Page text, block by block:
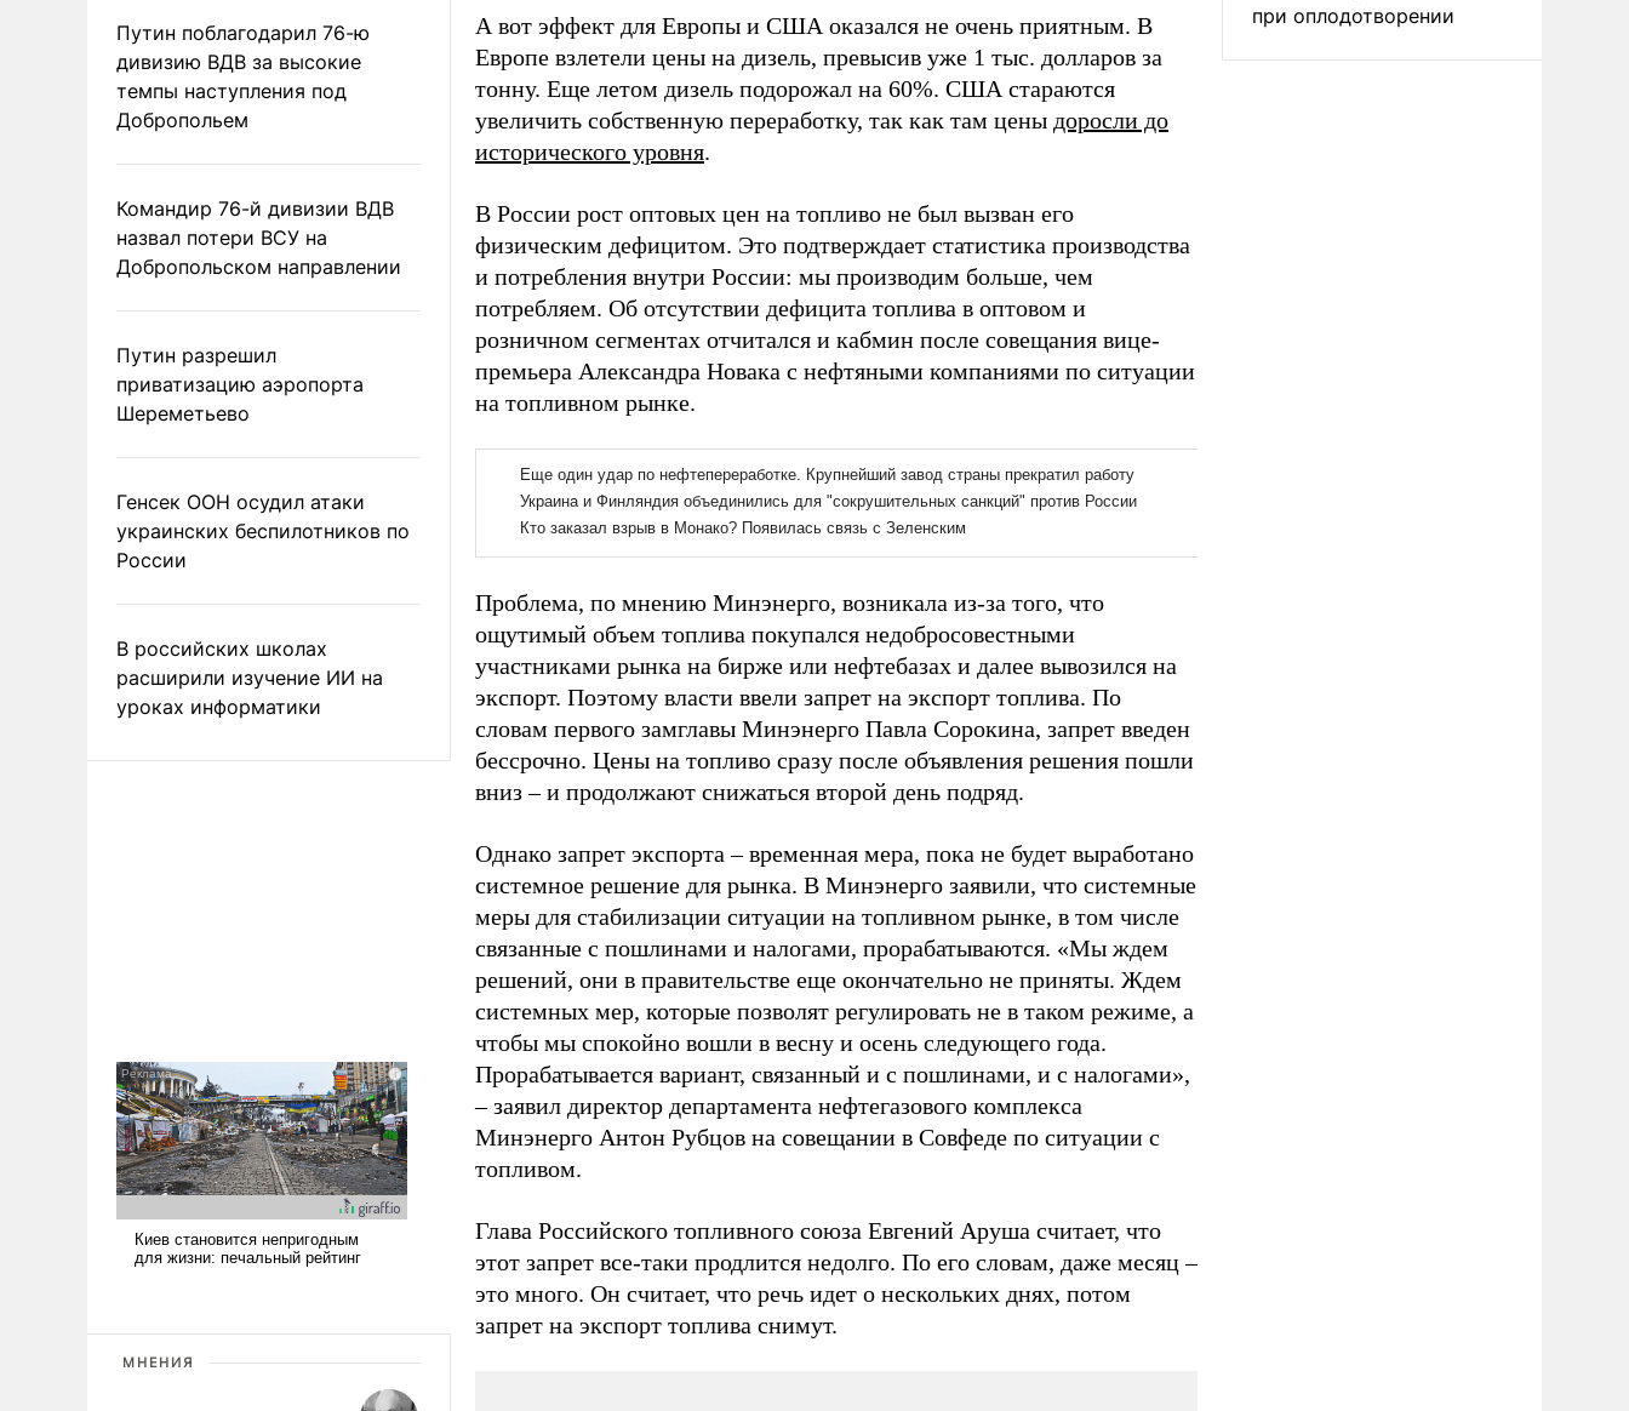
Путин поблагодарил 76-ю
дивизию ВДВ за высокие
темпы наступления под
Добропольем
Командир 76-й дивизии ВДВ
назвал потери ВСУ на
Добропольском направлении
Путин разрешил
приватизацию аэропорта
Шереметьево
Генсек ООН осудил атаки
украинских беспилотников по
России
В российских школах
расширили изучение ИИ на
уроках информатики
МНЕНИЯ
А вот эффект для Европы и США оказался не очень приятным. В
Европе взлетели цены на дизель, превысив уже 1 тыс. долларов за
тонну. Еще летом дизель подорожал на 60%. США стараются
увеличить собственную переработку, так как там цены доросли до
исторического уровня.
В России рост оптовых цен на топливо не был вызван его
физическим дефицитом. Это подтверждает статистика производства
и потребления внутри России: мы производим больше, чем
потребляем. Об отсутствии дефицита топлива в оптовом и
розничном сегментах отчитался и кабмин после совещания вице-
премьера Александра Новака с нефтяными компаниями по ситуации
на топливном рынке.
Проблема, по мнению Минэнерго, возникала из-за того, что
ощутимый объем топлива покупался недобросовестными
участниками рынка на бирже или нефтебазах и далее вывозился на
экспорт. Поэтому власти ввели запрет на экспорт топлива. По
словам первого замглавы Минэнерго Павла Сорокина, запрет введен
бессрочно. Цены на топливо сразу после объявления решения пошли
вниз – и продолжают снижаться второй день подряд.
Однако запрет экспорта – временная мера, пока не будет выработано
системное решение для рынка. В Минэнерго заявили, что системные
меры для стабилизации ситуации на топливном рынке, в том числе
связанные с пошлинами и налогами, прорабатываются. «Мы ждем
решений, они в правительстве еще окончательно не приняты. Ждем
системных мер, которые позволят регулировать не в таком режиме, а
чтобы мы спокойно вошли в весну и осень следующего года.
Прорабатывается вариант, связанный и с пошлинами, и с налогами»,
– заявил директор департамента нефтегазового комплекса
Минэнерго Антон Рубцов на совещании в Совфеде по ситуации с
топливом.
Глава Российского топливного союза Евгений Аруша считает, что
этот запрет все-таки продлится недолго. По его словам, даже месяц –
это много. Он считает, что речь идет о нескольких днях, потом
запрет на экспорт топлива снимут.
при оплодотворении